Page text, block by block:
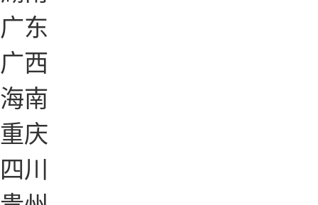
广东
广西
海南
重庆
四川